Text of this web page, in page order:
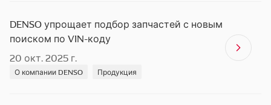
DENSO упрощает подбор запчастей с новым
поиском по VIN-коду
20 окт. 2025 г.
О компании DENSO Продукция